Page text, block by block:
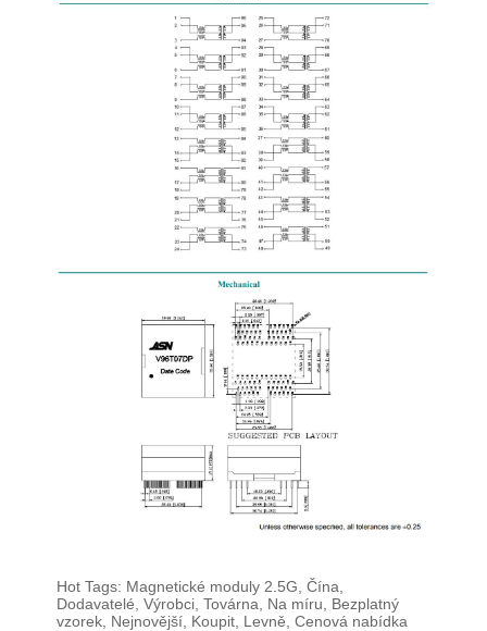
Hot Tags: Magnetické moduly 2.5G, Čína,
Dodavatelé, Výrobci, Továrna, Na míru, Bezplatný
vzorek, Nejnovější, Koupit, Levně, Cenová nabídka